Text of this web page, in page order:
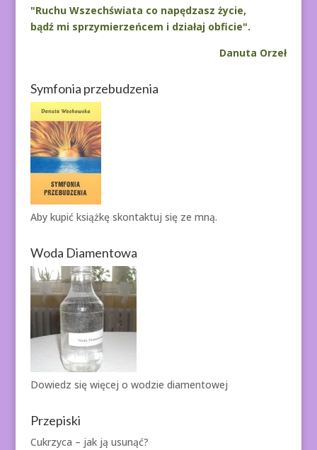
"Ruchu Wszechświata co napędzasz życie,
bądź mi sprzymierzeńcem i działaj obficie".
Danuta Orzeł
Symfonia przebudzenia
Aby kupić książkę skontaktuj się ze mną.
Woda Diamentowa
Dowiedz się więcej o wodzie diamentowej
Przepiski
Cukrzyca – jak ją usunąć?